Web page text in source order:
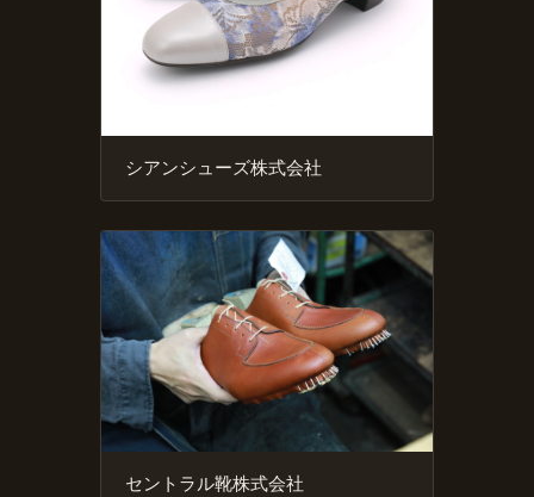
シアンシューズ株式会社
セントラル靴株式会社